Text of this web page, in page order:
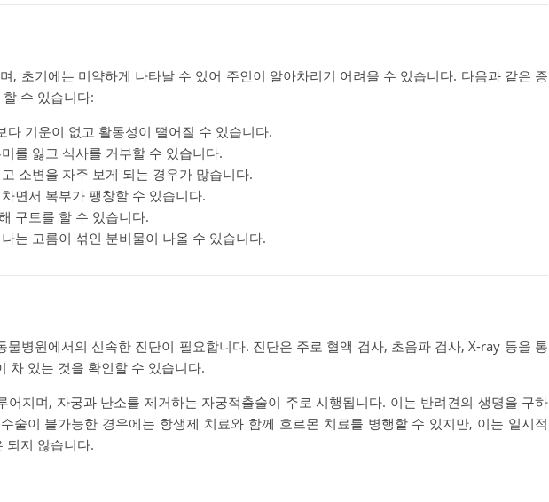
, 초기에는 미약하게 나타날 수 있어 주인이 알아차리기 어려울 수 있습니다. 다음과 같은 증
수 있습니다:
다 기운이 없고 활동성이 떨어질 수 있습니다.
를 잃고 식사를 거부할 수 있습니다.
소변을 자주 보게 되는 경우가 많습니다.
면서 복부가 팽창할 수 있습니다.
구토를 할 수 있습니다.
는 고름이 섞인 분비물이 나올 수 있습니다.
물병원에서의 신속한 진단이 필요합니다. 진단은 주로 혈액 검사, 초음파 검사, X-ray 등을 통
차 있는 것을 확인할 수 있습니다.
어지며, 자궁과 난소를 제거하는 자궁적출술이 주로 시행됩니다. 이는 반려견의 생명을 구하
술이 불가능한 경우에는 항생제 치료와 함께 호르몬 치료를 병행할 수 있지만, 이는 일시적
되지 않습니다.